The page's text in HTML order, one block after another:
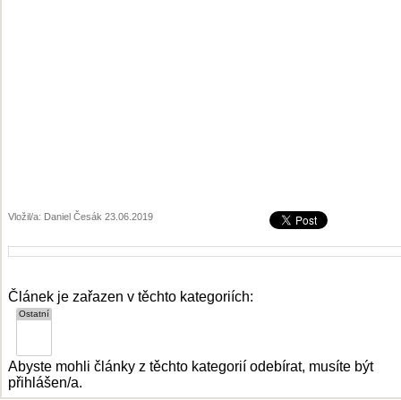
Vložil/a: Daniel Česák 23.06.2019
Článek je zařazen v těchto kategoriích:
Abyste mohli články z těchto kategorií odebírat, musíte být
přihlášen/a.